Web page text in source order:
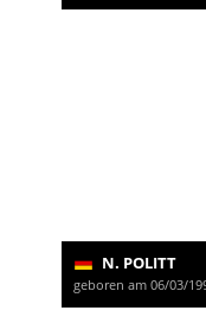
N. POLITT
geboren am 06/03/